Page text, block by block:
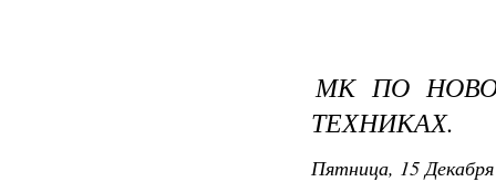
МК ПО
ТЕХНИКАХ.
Пятница, 15